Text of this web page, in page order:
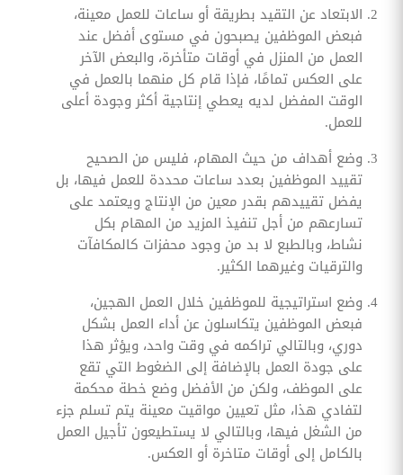
الابتعاد عن التقيد بطريقة أو ساعات للعمل معينة،
فبعض الموظفين يصبحون في مستوى أفضل عند
العمل من المنزل في أوقات متأخرة، والبعض الآخر
على العكس تمامًا، فإذا قام كل منهما بالعمل في
الوقت المفضل لديه يعطي إنتاجية أكثر وجودة أعلى
للعمل.
وضع أهداف من حيث المهام، فليس من الصحيح
تقييد الموظفين بعدد ساعات محددة للعمل فيها، بل
يفضل تقييدهم بقدر معين من الإنتاج ويعتمد على
تسارعهم من أجل تنفيذ المزيد من المهام بكل
نشاط، وبالطبع لا بد من وجود محفزات كالمكافآت
والترقيات وغيرهما الكثير.
وضع استراتيجية للموظفين خلال العمل الهجين،
فبعض الموظفين يتكاسلون عن أداء العمل بشكل
دوري، وبالتالي تراكمه في وقت واحد، ويؤثر هذا
على جودة العمل بالإضافة إلى الضغوط التي تقع
على الموظف، ولكن من الأفضل وضع خطة محكمة
لتفادي هذا، مثل تعيين مواقيت معينة يتم تسلم جزء
من الشغل فيها، وبالتالي لا يستطيعون تأجيل العمل
بالكامل إلى أوقات متاخرة أو العكس.